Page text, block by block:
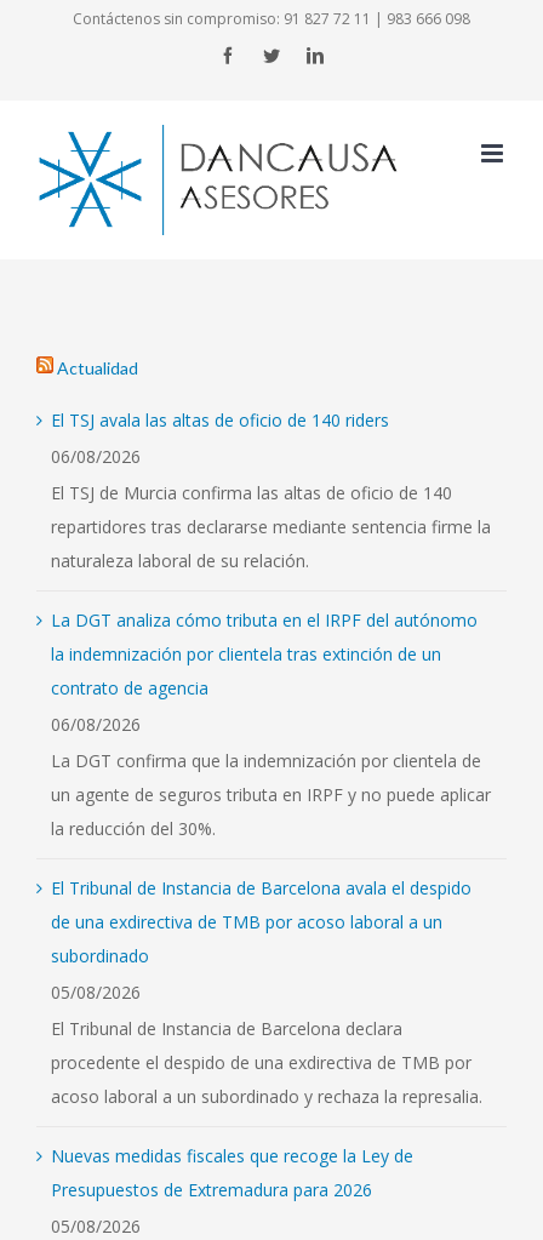
Contáctenos sin compromiso: 91 827 72 11 | 983 666 098
FacebookTwitterLinkedIn
Actualidad
El TSJ avala las altas de oficio de 140 riders
06/08/2026
El TSJ de Murcia confirma las altas de oficio de 140
repartidores tras declararse mediante sentencia firme la
naturaleza laboral de su relación.
La DGT analiza cómo tributa en el IRPF del autónomo
la indemnización por clientela tras extinción de un
contrato de agencia
06/08/2026
La DGT confirma que la indemnización por clientela de
un agente de seguros tributa en IRPF y no puede aplicar
la reducción del 30%.
El Tribunal de Instancia de Barcelona avala el despido
de una exdirectiva de TMB por acoso laboral a un
subordinado
05/08/2026
El Tribunal de Instancia de Barcelona declara
procedente el despido de una exdirectiva de TMB por
acoso laboral a un subordinado y rechaza la represalia.
Nuevas medidas fiscales que recoge la Ley de
Presupuestos de Extremadura para 2026
05/08/2026